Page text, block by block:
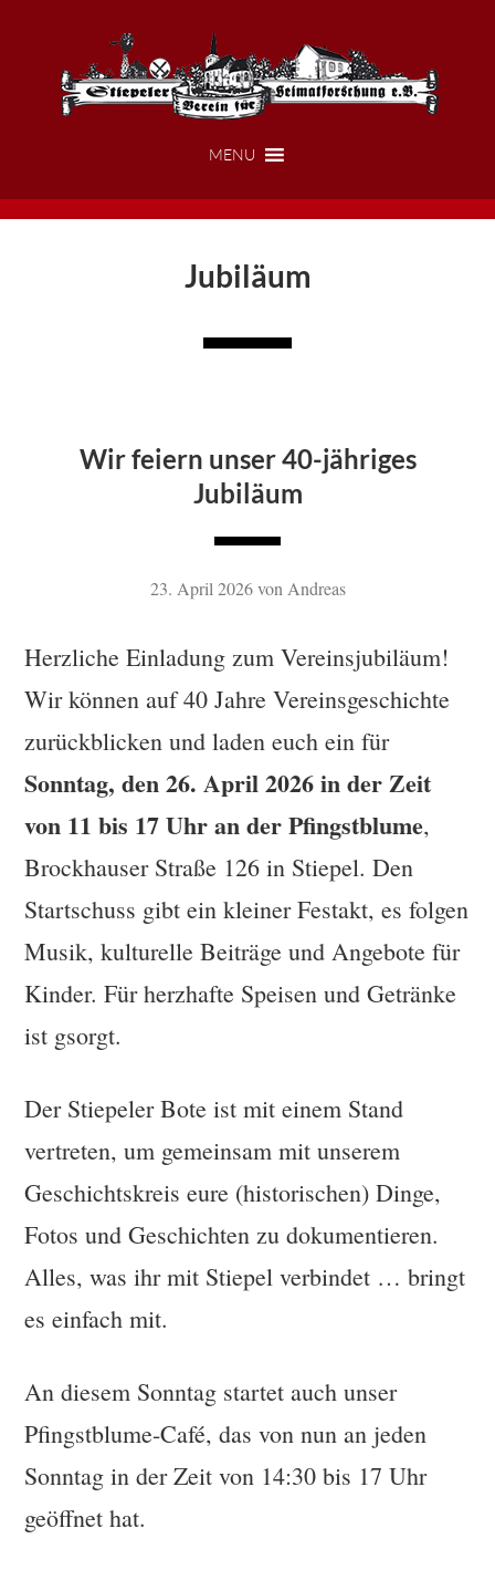
springen
springen
MENU
Jubiläum
Wir feiern unser 40-jähriges
Jubiläum
23. April 2026von Andreas
Herzliche Einladung zum Vereinsjubiläum!
Wir können auf 40 Jahre Vereinsgeschichte
zurückblicken und laden euch ein für
Sonntag, den 26. April 2026 in der Zeit
von 11 bis 17 Uhr an der Pfingstblume,
Brockhauser Straße 126 in Stiepel. Den
Startschuss gibt ein kleiner Festakt, es folgen
Musik, kulturelle Beiträge und Angebote für
Kinder. Für herzhafte Speisen und Getränke
ist gsorgt.
Der Stiepeler Bote ist mit einem Stand
vertreten, um gemeinsam mit unserem
Geschichtskreis eure (historischen) Dinge,
Fotos und Geschichten zu dokumentieren.
Alles, was ihr mit Stiepel verbindet … bringt
es einfach mit.
An diesem Sonntag startet auch unser
Pfingstblume-Café, das von nun an jeden
Sonntag in der Zeit von 14:30 bis 17 Uhr
geöffnet hat.